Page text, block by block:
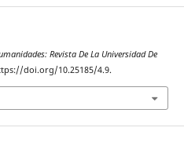
Revista De La Universidad De
doi.org/10.25185/4.9.